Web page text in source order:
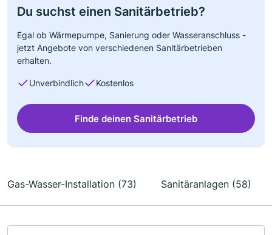
Du suchst einen Sanitärbetrieb?
Egal ob Wärmepumpe, Sanierung oder Wasseranschluss -
jetzt Angebote von verschiedenen Sanitärbetrieben
erhalten.
Unverbindlich Kostenlos
Finde deinen Sanitärbetrieb
Gas-Wasser-Installation (73) Sanitäranlagen (58)